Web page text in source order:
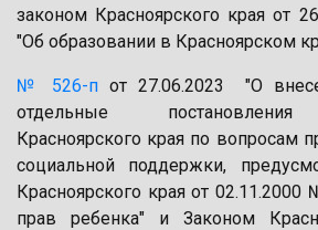
законом Красноярского края от
"Об образовании в Красноярском
№ 526-пот 27.06.2023 "О
отдельные постановления
Красноярского края по вопросам
социальной поддержки,
Красноярского края от
прав ребенка" и Законом